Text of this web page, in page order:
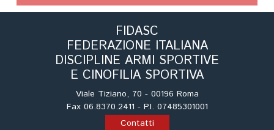
FIDASC
FEDERAZIONE ITALIANA
DISCIPLINE ARMI SPORTIVE
E CINOFILIA SPORTIVA
Viale Tiziano, 70 - 00196 Roma
Fax 06.8370.2411 - P.I. 07485301001
Contatti
Cinofilia Venatoria
Sleddog